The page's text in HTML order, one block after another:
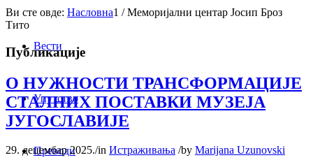
Вести
Упутство
Преводи
Ви сте овде: Насловна1 / Меморијални центар Јосип Броз
Тито
Публикације
О НУЖНОСТИ ТРАНСФОРМАЦИЈЕ
СТАЛНИХ ПОСТАВКИ МУЗЕЈА
ЈУГОСЛАВИЈЕ
29. децембар 2025./in Истраживања /by Marijana Uzunovski